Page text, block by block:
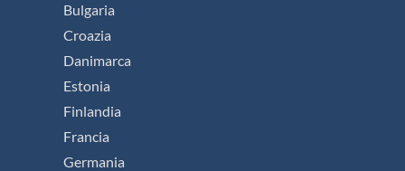
Bulgaria
Croazia
Danimarca
Estonia
Finlandia
Francia
Germania